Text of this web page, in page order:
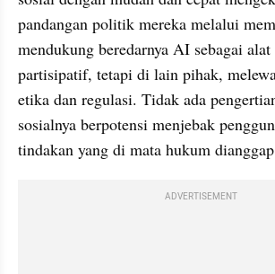
pandangan politik mereka melalui
mendukung beredarnya AI sebagai
partisipatif, tetapi di lain pihak,
etika dan regulasi. Tidak ada
sosialnya berpotensi menjebak
tindakan yang di mata hukum
ADVERTISEMENT